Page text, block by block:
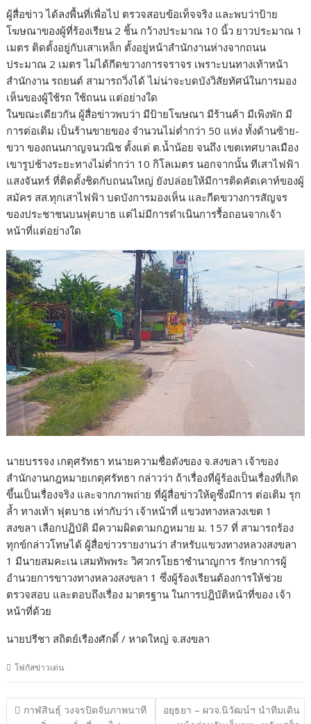
ผู้สื่อข่าว ได้ลงพื้นที่เพื่อไป ตรวจสอบข้อเท็จจริง และพบว่าป้าย
โฆษณาของผู้ที่ร้องเรียน 2 ชิ้น กว้างประมาณ 10 นิ้ว ยาวประมาณ 1
เมตร ติดตั้งอยู่กับเสาเหล็ก ตั้งอยู่หน้าสำนักงานห่างจากถนน
ประมาณ 2 เมตร ไม่ได้กีดขวางการจราจร เพราะบนทางเท้าหน้า
สำนักงาน รถยนต์ สามารถวิ่งได้ ไม่น่าจะบดบังวิสัยทัศน์ในการมอง
เห็นของผู้ใช้รถ ใช้ถนน แต่อย่างใด
ในขณะเดียวกัน ผู้สื่อข่าวพบว่า มีป้ายโฆษณา มีร้านค้า มีเพิงพัก มี
การต่อเติม เป็นร้านขายของ จำนวนไม่ต่ำกว่า 50 แห่ง ทั้งด้านซ้าย-
ขวา ของถนนกาญจนวณิช ตั้งแต่ ต.น้ำน้อย จนถึง เขตเทศบาลเมือง
เขารูปช้างระยะทางไม่ต่ำกว่า 10 กิโลเมตร นอกจากนั้น ทีเสาไฟฟ้า
แสงจันทร์ ที่ติดตั้งชิดกับถนนใหญ่ ยังปล่อยให้มีการติดคัตเคาท์ของผู้
สมัคร สส.ทุกเสาไฟฟ้า บดบังการมองเห็น และกีดขวางการสัญจร
ของประชาชนบนฟุตบาธ แต่ไม่มีการดำเนินการรื้อถอนจากเจ้า
หน้าที่แต่อย่างใด
นายบรรจง เกตุศรัทธา ทนายความชื่อดังของ จ.สงขลา เจ้าของ
สำนักงานกฎหมายเกตุศรัทธา กล่าวว่า ถ้าเรื่องที่ผู้ร้องเป็นเรื่องที่เกิด
ขึ้นเป็นเรื่องจริง และจากภาพถ่าย ที่ผู้สื่อข่าวให้ดูซึ่งมีการ ต่อเติม รุก
ล้ำ ทางเท้า ฟุตบาธ เท่ากับว่า เจ้าหน้าที่ แขวงทางหลวงเขต 1
สงขลา เลือกปฏิบัติ มีความผิดตามกฎหมาย ม. 157 ที่ สามารถร้อง
ทุกข์กล่าวโทษได้ ผู้สื่อข่าวรายงานว่า สำหรับแขวงทางหลวงสงขลา
1 มีนายสมคะเน เสมทัพพระ วิศวกรโยธาชำนาญการ รักษาการผู้
อำนวยการขาวงทางหลวงสงขลา 1 ซึ่งผู้ร้องเรียนต้องการให้ช่วย
ตรวจสอบ และตอบถึงเรื่อง มาตรฐาน ในการปฎิบัติหน้าที่ของ เจ้า
หน้าที่ด้วย
นายปรีชา สถิตย์เรืองศักดิ์ / หาดใหญ่ จ.สงขลา
โฟกัสข่าวเด่น
แนะแนว
กาฬสินธุ์ วงจรปิดจับภาพนาที
อยุธยา – ผวจ.นิวัฒน์ฯ นำทีมเดิน